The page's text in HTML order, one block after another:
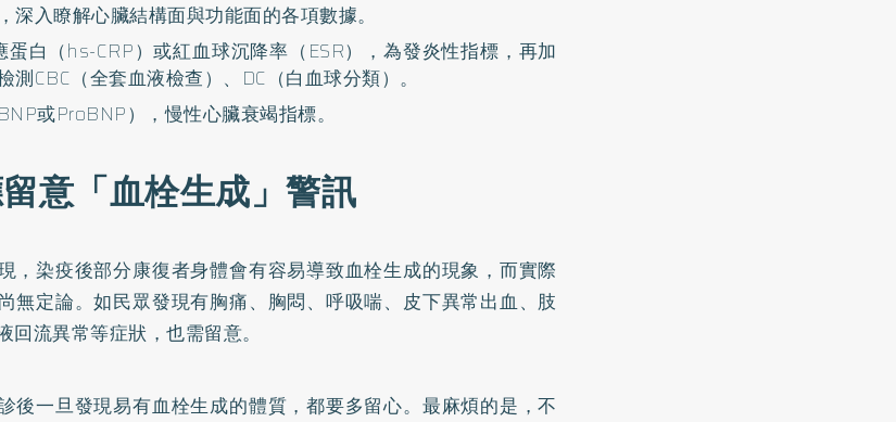
深入瞭解心臟結構面與功能面的各項數據。
蛋白（hs-CRP）或紅血球沉降率（ESR），為發炎性指標，再加
測CBC（全套血液檢查）、DC（白血球分類）。
或ProBNP），慢性心臟衰竭指標。
意「血栓生成」警訊
，染疫後部分康復者身體會有容易導致血栓生成的現象，而實際
無定論。如民眾發現有胸痛、胸悶、呼吸喘、皮下異常出血、肢
回流異常等症狀，也需留意。
後一旦發現易有血栓生成的體質，都要多留心。最麻煩的是，不